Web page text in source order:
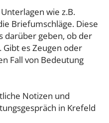
wie z.B.
Briefumschläge. Diese
darüber geben, ob der
es Zeugen oder
Fall von Bedeutung
Notizen und
in Krefeld